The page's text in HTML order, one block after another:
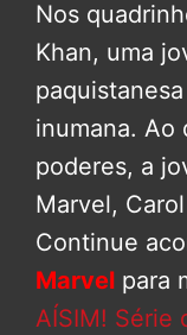
Nos
Khan, uma
inumana. Ao
poderes, a
Marvel,
Continue
Marvel para
AÍSIM! Série